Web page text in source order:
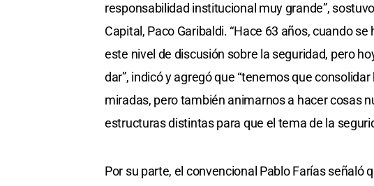
responsabilidad institucional muy grande”,
Capital, Paco Garibaldi. “Hace 63 años, cuando
este nivel de discusión sobre la seguridad, pero
dar”, indicó y agregó que “tenemos que
miradas, pero también animarnos a hacer cosas
estructuras distintas para que el tema de la
Por su parte, el convencional Pablo Farías señaló